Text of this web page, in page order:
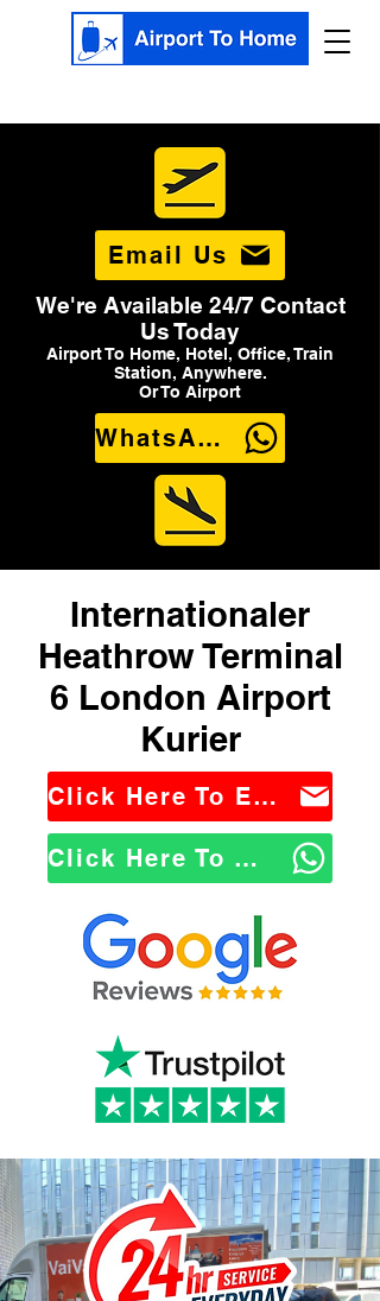
Email Us
We're Available 24/7 Contact
Us Today
Airport To Home, Hotel, Office, Train
Station, Anywhere.
Or To Airport
WhatsApp Us
Internationaler
Heathrow Terminal
6 London Airport
Kurier
Click Here To Email Us
Click Here To WhatsApp Us